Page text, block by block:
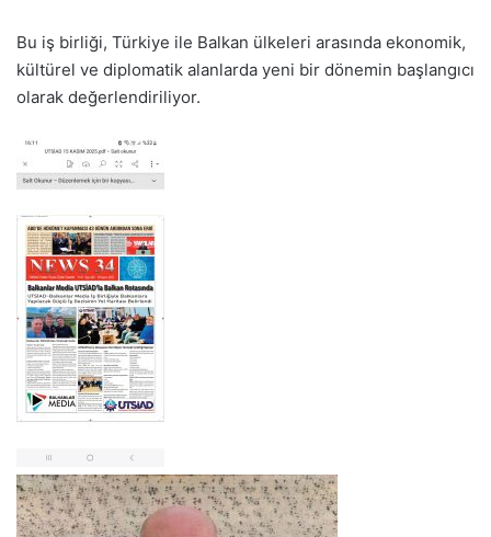
Bu iş birliği, Türkiye ile Balkan ülkeleri arasında ekonomik,
kültürel ve diplomatik alanlarda yeni bir dönemin başlangıcı
olarak değerlendiriliyor.